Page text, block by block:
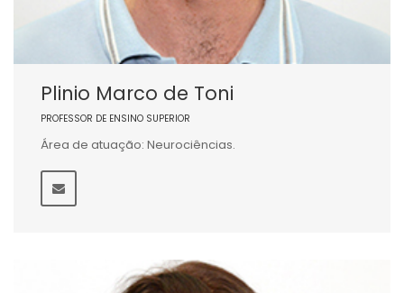
Plinio Marco de Toni
PROFESSOR DE ENSINO SUPERIOR
Área de atuação: Neurociências.